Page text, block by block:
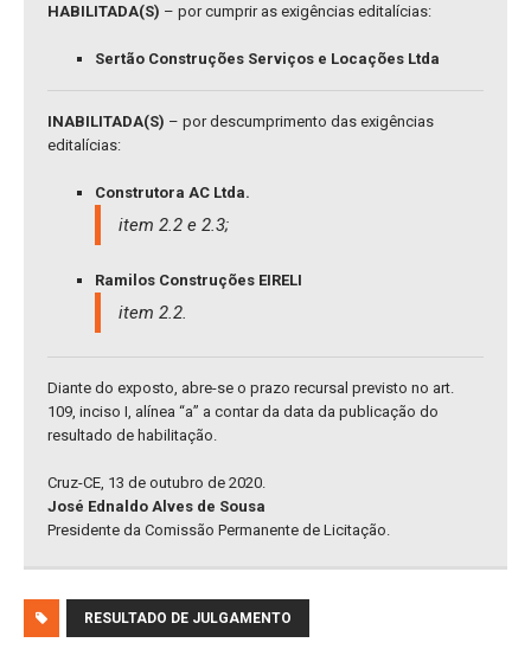
HABILITADA(S) – por cumprir as exigências editalícias:
Sertão Construções Serviços e Locações Ltda
INABILITADA(S) – por descumprimento das exigências
editalícias:
Construtora AC Ltda.
item 2.2 e 2.3;
Ramilos Construções EIRELI
item 2.2.
Diante do exposto, abre-se o prazo recursal previsto no art.
109, inciso I, alínea “a” a contar da data da publicação do
resultado de habilitação.
Cruz-CE, 13 de outubro de 2020.
José Ednaldo Alves de Sousa
Presidente da Comissão Permanente de Licitação.
RESULTADO DE JULGAMENTO